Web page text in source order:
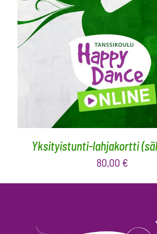
VALITSE ARVO /
Yksityistunti-lahjakortti
80,00 €